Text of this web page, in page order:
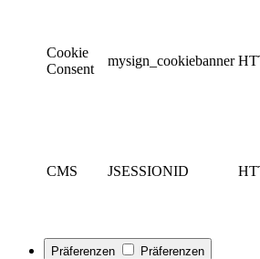
Cookie
Consent
mysign_cookiebanner
CMS JSESSIONID
Präferenzen Präferenzen